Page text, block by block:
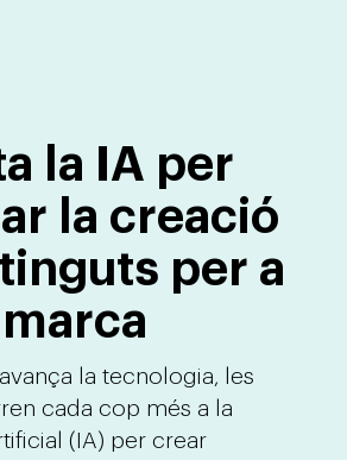
la IA per
la creació
per a
marca
la tecnologia, les
cada cop més a la
(IA) per crear